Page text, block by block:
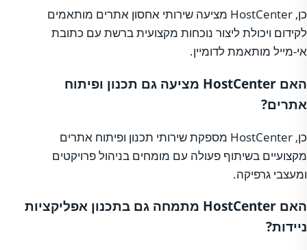
כן, HostCenter מציעה שירותי אחסון אתרים מותאמים
לקידום ויכולת ליצור נוכחות מקצועית ברשת עם כתובת
אי-מייל מותאמת לדומיין.
האם HostCenter מציעה גם תכנון ופיתוח
אתרים?
כן, HostCenter מספקת שירותי תכנון ופיתוח אתרים
מקצועיים בשיתוף פעולה עם מומחים בניהול פרויקטים
ומעצבי גרפיקה.
האם HostCenter מתמחה גם בתכנון אפליקציות
ניידות?